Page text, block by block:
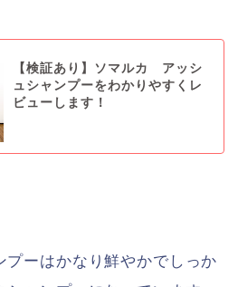
【検証あり】ソマルカ アッシ
ュシャンプーをわかりやすくレ
ビューします！
プーはかなり鮮やかでしっか